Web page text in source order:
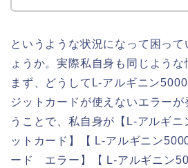
というような状況になって困って
ょうか。実際私自身も同じような
まず、どうしてL-アルギニン
ジットカードが使えないエラー
うことで、私自身が【L-アルギ
ットカード】【 L-アルギニン
ード エラー】【 L-アルギニン